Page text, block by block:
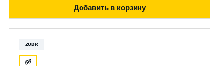
Добавить в корзину
ZUBR